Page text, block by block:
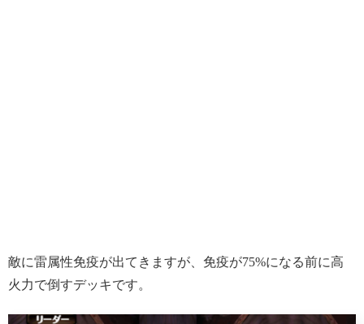
敵に雷属性免疫が出てきますが、免疫が75%になる前に高
火力で倒すデッキです。